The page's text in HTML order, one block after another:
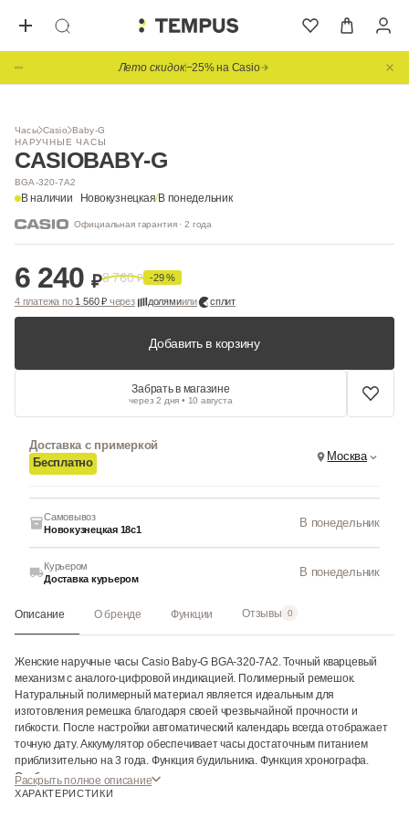
Лето скидок−25% на Casio
Часы Casio Baby-G
НАРУЧНЫЕ ЧАСЫ
CASIOBABY-G
BGA-320-7A2
В наличии Новокузнецкая/В понедельник
Официальная гарантия · 2 года
1/ 6
6 240 ₽8 760₽ -29 %
4 платежа по 1 560 ₽через долямиили сплит
Добавить в корзину
Забрать в магазине
через 2 дня • 10 августа
Доставка с примеркой
Бесплатно
Москва
Самовывоз
Новокузнецкая 18с1
В понедельник
Курьером
Доставка курьером
В понедельник
Описание О бренде Функции Отзывы 0
Женские наручные часы Casio Baby-G BGA-320-7A2. Точный кварцевый
механизм с аналого-цифровой индикацией. Полимерный ремешок.
Натуральный полимерный материал является идеальным для
изготовления ремешка благодаря своей чрезвычайной прочности и
гибкости. После настройки автоматический календарь всегда отображает
точную дату. Аккумулятор обеспечивает часы достаточным питанием
приблизительно на 3 года. Функция будильника. Функция хронографа.
Отображение текущего времени в основных городах и конкретных
областях по всему миру. Функция таймера. Таймеры обратного отсчета
Раскрыть полное описание
ХАРАКТЕРИСТИКИ